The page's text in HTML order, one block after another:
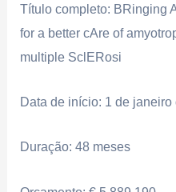
Título completo: BRinging
for a better cAre of
multiple SclERosi
Data de início: 1 de janeiro
Duração: 48 meses